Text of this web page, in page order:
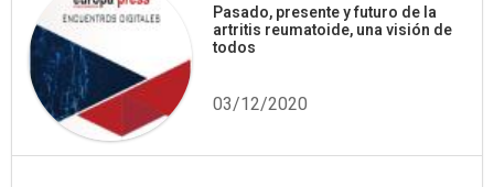
Pasado, presente y futuro de la
artritis reumatoide, una visión de
todos
03/12/2020